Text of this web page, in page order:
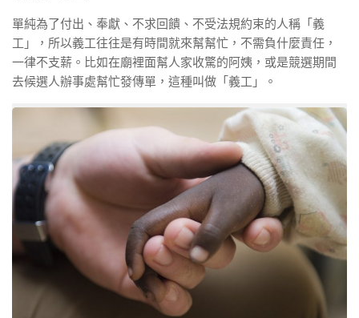
單純為了付出、奉獻、不求回饋、不受法規約束的人稱「義
工」，所以義工往往是有時間就來幫幫忙，不需負什麼責任，
一律不支薪。比如在廟裡面幫人家收驚的阿姨，或是競選期間
去候選人辦事處幫忙發傳單，這種叫做「義工」。